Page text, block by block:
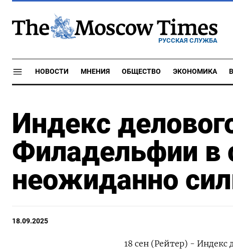
РУССКАЯ СЛУЖБА
НОВОСТИ МНЕНИЯ ОБЩЕСТВО ЭКОНОМИКА
Индекс
Филадельфии в
неожиданно
18.09.2025
18 сен (Рейтер) - Индекс